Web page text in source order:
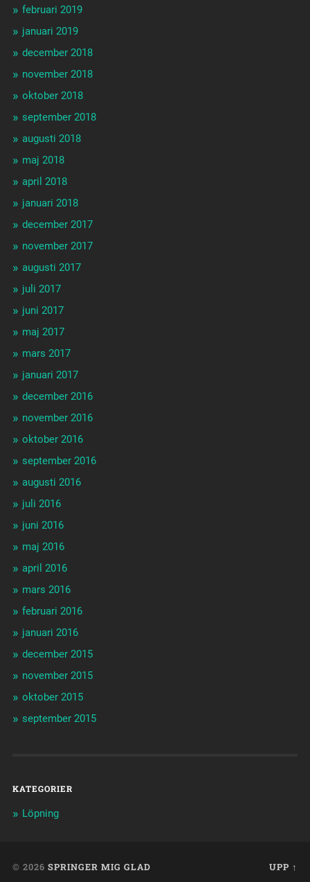
februari 2019
januari 2019
december 2018
november 2018
oktober 2018
september 2018
augusti 2018
maj 2018
april 2018
januari 2018
december 2017
november 2017
augusti 2017
juli 2017
juni 2017
maj 2017
mars 2017
januari 2017
december 2016
november 2016
oktober 2016
september 2016
augusti 2016
juli 2016
juni 2016
maj 2016
april 2016
mars 2016
februari 2016
januari 2016
december 2015
november 2015
oktober 2015
september 2015
KATEGORIER
Löpning
© 2026 SPRINGER MIG GLAD UPP ↑